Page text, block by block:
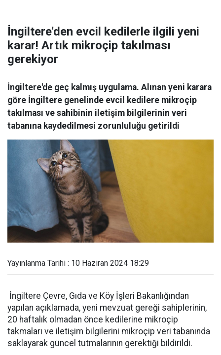
İngiltere'den evcil kedilerle ilgili yeni
karar! Artık mikroçip takılması
gerekiyor
İngiltere'de geç kalmış uygulama. Alınan yeni karara
göre İngiltere genelinde evcil kedilere mikroçip
takılması ve sahibinin iletişim bilgilerinin veri
tabanına kaydedilmesi zorunluluğu getirildi
Yayınlanma Tarihi : 10 Haziran 2024 18:29
İngiltere Çevre, Gıda ve Köy İşleri Bakanlığından
yapılan açıklamada, yeni mevzuat gereği sahiplerinin,
20 haftalık olmadan önce kedilerine mikroçip
takmaları ve iletişim bilgilerini mikroçip veri tabanında
saklayarak güncel tutmalarının gerektiği bildirildi.